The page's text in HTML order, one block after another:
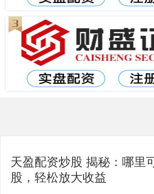
天盈配资炒股 揭秘：哪里
股，轻松放大收益